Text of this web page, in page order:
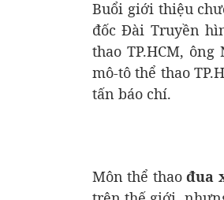
Buổi giới thiệu
đốc Đài Truyền
thao TP.HCM,
mô-tô thể thao
tấn báo chí.
Môn thể thaođua